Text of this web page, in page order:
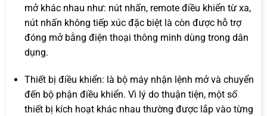
mở khác nhau như: nút nhấn, remote điều khiển từ xa,
nút nhấn không tiếp xúc đặc biệt là còn được hỗ trợ
đóng mở bằng điện thoại thông minh dùng trong dân
dụng.
Thiết bị điều khiển: là bộ máy nhận lệnh mở và chuyển
đến bộ phận điều khiển. Vì lý do thuận tiện, một số
thiết bị kích hoạt khác nhau thường được lắp vào từng